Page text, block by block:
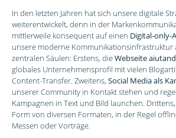
In den letzten Jahren hat sich unsere digitale
weiterentwickelt, denn in der
mittler­weile konsequent auf einen Digital-only-
unsere moderne Kommunikationsinfrastruktur
zentralen Säulen: Erstens, dieWebseite
globales Unternehmensprofil mit vielen
Content-Transfer. Zweitens, Social Media als
unserer Community in Kontakt stehen und
Kampagnen in Text und Bild launchen. Drittens,
Form von diversen Formaten, in der Regel
Messen oder Vorträge.